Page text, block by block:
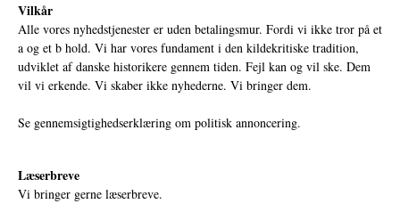
Vilkår
Alle vores nyhedstjenester er uden betalingsmur. Fordi vi ikke tror på et
a og et b hold. Vi har vores fundament i den kildekritiske tradition,
udviklet af danske historikere gennem tiden. Fejl kan og vil ske. Dem
vil vi erkende. Vi skaber ikke nyhederne. Vi bringer dem.
Se gennemsigtighedserklæring om politisk annoncering.
Læserbreve
Vi bringer gerne læserbreve.